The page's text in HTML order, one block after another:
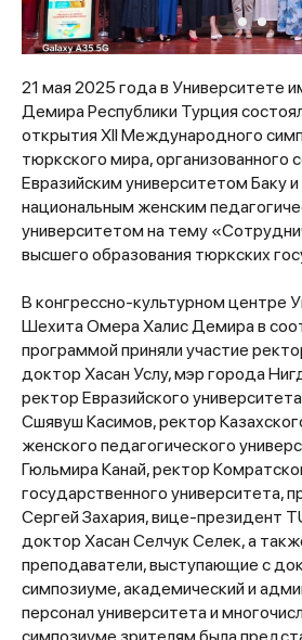
21 мая 2025 года в Университете
Демира Республики Турция
открытия XII Международного
тюркского мира, организованного
Евразийским университетом Баку
национальным женским
университетом на тему
высшего образования тюркских
В конгрессно-культурном центре
Шехита Омера Халис Демира в
программой приняли участие
доктор Хасан Услу, мэр города
ректор Евразийского
Сшявуш Касимов, ректор
женского педагогического
Гюльмира Канай, ректор
государственного университета,
Сергей Захария, вице-президент
доктор Хасан Селчук Селек, а
преподаватели, выступающие с
симпозиуме, академический и
персонал университета и